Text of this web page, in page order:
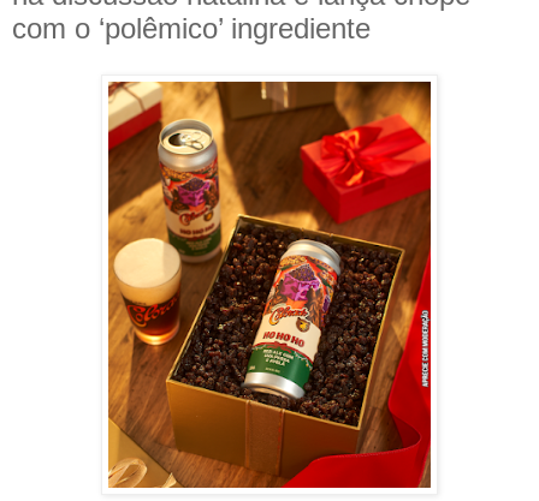
com o ‘polêmico’ ingrediente